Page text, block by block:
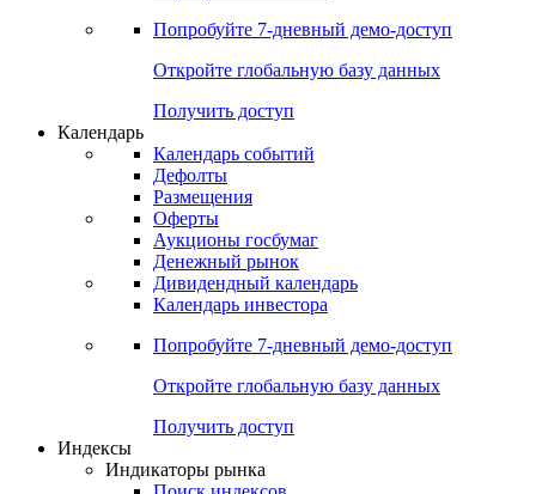
Попробуйте 7-дневный демо-доступ
Откройте глобальную базу данных
Получить доступ
Календарь
Календарь событий
Дефолты
Размещения
Оферты
Аукционы госбумаг
Денежный рынок
Дивидендный календарь
Календарь инвестора
Попробуйте 7-дневный демо-доступ
Откройте глобальную базу данных
Получить доступ
Индексы
Индикаторы рынка